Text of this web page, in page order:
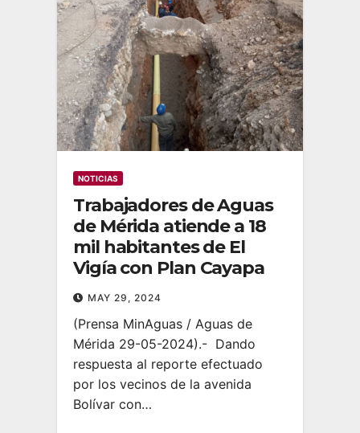
NOTICIAS
Trabajadores de Aguas
de Mérida atiende a 18
mil habitantes de El
Vigía con Plan Cayapa
MAY 29, 2024
(Prensa MinAguas / Aguas de
Mérida 29-05-2024).- Dando
respuesta al reporte efectuado
por los vecinos de la avenida
Bolívar con…